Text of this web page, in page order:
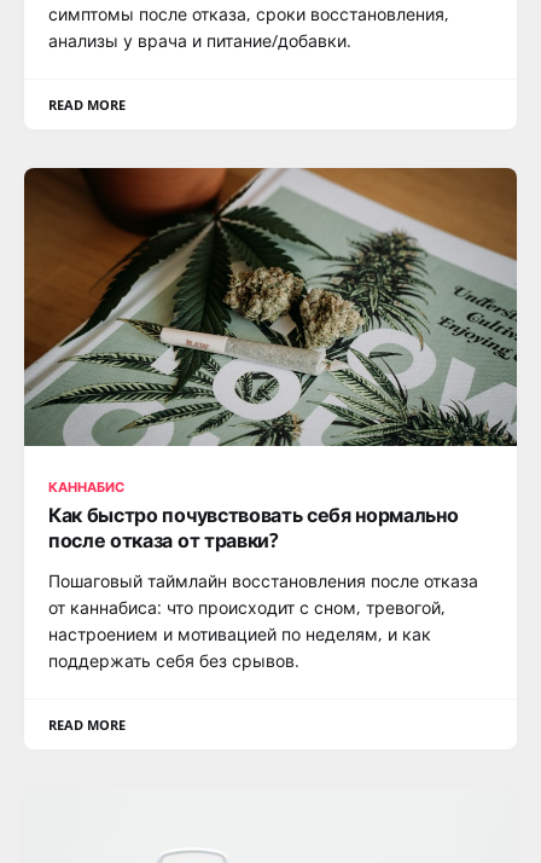
симптомы после отказа, сроки восстановления,
анализы у врача и питание/добавки.
READ MORE
КАННАБИС
Как быстро почувствовать себя нормально
после отказа от травки?
Пошаговый таймлайн восстановления после отказа
от каннабиса: что происходит с сном, тревогой,
настроением и мотивацией по неделям, и как
поддержать себя без срывов.
READ MORE